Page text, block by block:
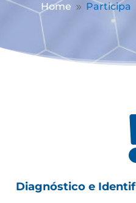
Home 9 Participa
Diagnóstico e